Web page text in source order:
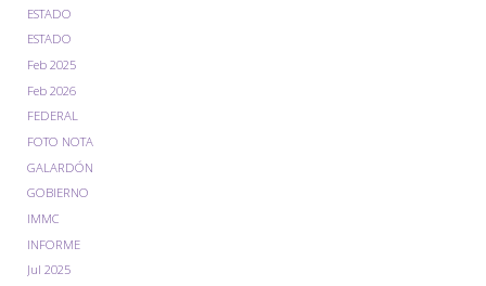
ESTADO
ESTADO
Feb 2025
Feb 2026
FEDERAL
FOTO NOTA
GALARDÓN
GOBIERNO
IMMC
INFORME
Jul 2025